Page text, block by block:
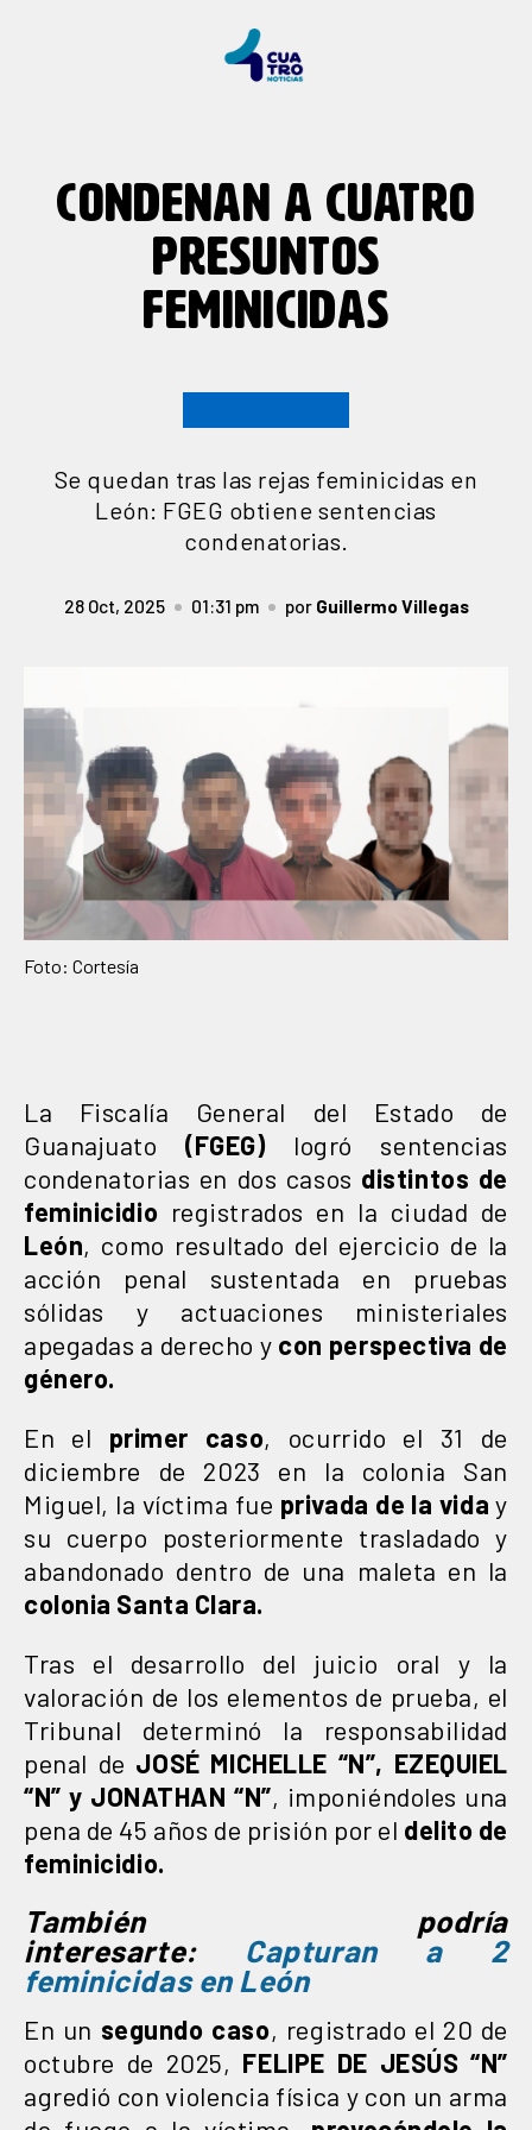
CONDENAN A CUATRO
PRESUNTOS
FEMINICIDAS
Se quedan tras las rejas feminicidas en
León: FGEG obtiene sentencias
condenatorias.
28 Oct, 2025 01:31 pm por Guillermo Villegas
Foto: Cortesía
La Fiscalía General del Estado de
Guanajuato(FGEG) logró sentencias
condenatorias en dos casos distintos de
feminicidio registrados en la ciudad de
León, como resultado del ejercicio de la
acción penal sustentada en pruebas
sólidas y actuaciones ministeriales
apegadas a derecho y con perspectiva de
género.
En el primer caso, ocurrido el 31 de
diciembre de 2023 en la colonia San
Miguel, la víctima fue privada de la vida y
su cuerpo posteriormente trasladado y
abandonado dentro de una maleta en la
colonia Santa Clara.
Tras el desarrollo del juicio oral y la
valoración de los elementos de prueba, el
Tribunal determinó la responsabilidad
penal de JOSÉ MICHELLE “N”, EZEQUIEL
“N” y JONATHAN “N”, imponiéndoles una
pena de 45 años de prisión por el delito de
feminicidio.
También podría
interesarte: Capturan a 2
feminicidas en León
En un segundo caso, registrado el 20 de
octubre de 2025, FELIPE DE JESÚS “N”
agredió con violencia física y con un arma